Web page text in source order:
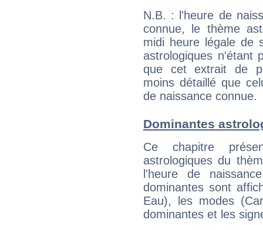
N.B. : l'heure de
connue, le thème
midi heure légale de
astrologiques n'étant
que cet extrait de
moins détaillé que
de naissance connue.
Dominantes
Ce chapitre
astrologiques du
l'heure de
dominantes sont
Eau), les modes
dominantes et les